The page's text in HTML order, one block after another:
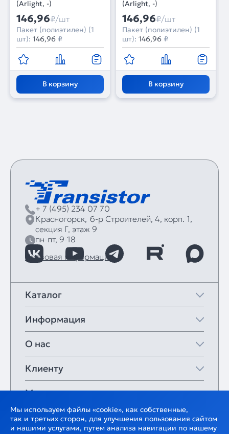
(Arlight, -)
146,96₽/шт
Пакет (полиэтилен) (1
шт): 146,96 ₽
В корзину
(Arlight, -)
146,96₽/шт
Пакет (полиэтилен) (1
шт): 146,96 ₽
В корзину
+ 7 (495) 234 07 70
Красногорск, б‑р Строителей, 4, корп. 1,
секция Г, этаж 9
пн-пт, 9-18
Правовая информация
Каталог
Информация
О нас
Клиенту
Мои закладки
Мы используем файлы «cookie», как собственные,
так и третьих сторон, для улучшения пользования сайтом
и нашими услугами, путем анализа навигации по нашему